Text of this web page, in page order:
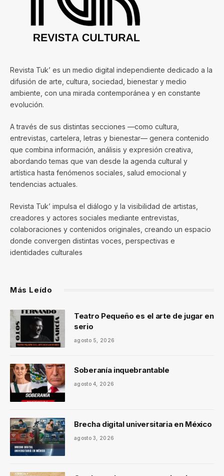
Revista Tuk’ es un medio digital independiente dedicado a la
difusión de arte, cultura, sociedad, bienestar y medio
ambiente, con una mirada contemporánea y en constante
evolución.
A través de sus distintas secciones —como cultura,
entrevistas, cartelera, letras y bienestar— genera contenido
que combina información, análisis y expresión creativa,
abordando temas que van desde la agenda cultural y
artística hasta fenómenos sociales, salud emocional y
tendencias actuales.
Revista Tuk’ impulsa el diálogo y la visibilidad de artistas,
creadores y actores sociales mediante entrevistas,
colaboraciones y contenidos originales, creando un espacio
donde convergen distintas voces, perspectivas e
identidades culturales
Más Leído
Teatro Pequeño es el arte de jugar en
serio
agosto 5, 2026
Soberanía inquebrantable
agosto 4, 2026
Brecha digital universitaria en México
agosto 3, 2026